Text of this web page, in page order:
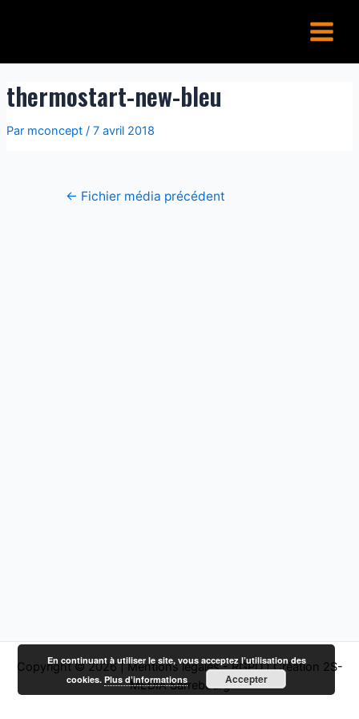
Menu
thermostart-new-bleu
Par mconcept / 7 avril 2018
← Fichier média précédent
Copyright © 2026 |Mentions légales - RGPD|Création 2S-
MEDIA Sarrebourg
En continuant à utiliser le site, vous acceptez l’utilisation des
cookies.Plus d’informations Accepter